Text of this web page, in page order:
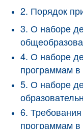
2. Порядок
3. О наборе
4. О наборе
программам в
5. О наборе
6.
программам